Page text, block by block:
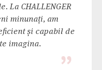
La CHALLENGER
minunați, am
și capabil de
imagina.